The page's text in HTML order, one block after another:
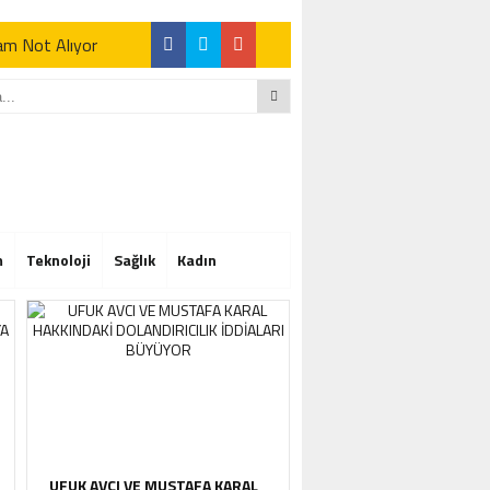
Not Alıyor
Not Alıyor
Teknoloji Sağlık Kadın
UFUK AVCI VE MUSTAFA KARAL